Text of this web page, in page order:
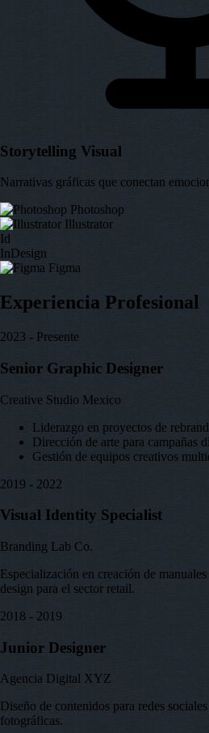
Storytelling Visual
Narrativas gráficas que conectan
Photoshop
Illustrator
Id
InDesign
Figma
Experiencia Profesional
2023 - Presente
Senior Graphic Designer
Creative Studio Mexico
Liderazgo en proyectos de
Dirección de arte para campañas
Gestión de equipos creativos
2019 - 2022
Visual Identity Specialist
Branding Lab Co.
Especialización en creación de
design para el sector retail.
2018 - 2019
Junior Designer
Agencia Digital XYZ
Diseño de contenidos para redes
fotográficas.